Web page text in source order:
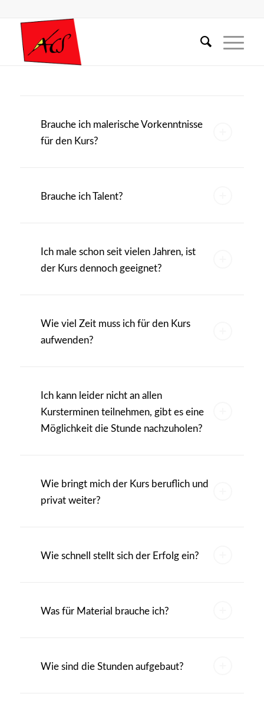
Brauche ich malerische Vorkenntnisse
für den Kurs?
Brauche ich Talent?
Ich male schon seit vielen Jahren, ist
der Kurs dennoch geeignet?
Wie viel Zeit muss ich für den Kurs
aufwenden?
Ich kann leider nicht an allen
Kursterminen teilnehmen, gibt es eine
Möglichkeit die Stunde nachzuholen?
Wie bringt mich der Kurs beruflich und
privat weiter?
Wie schnell stellt sich der Erfolg ein?
Was für Material brauche ich?
Wie sind die Stunden aufgebaut?